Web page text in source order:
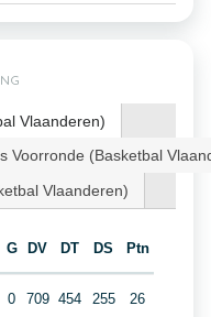
Vlaanderen)
Voorronde (Basketbal
Vlaanderen)
G DV DT DS Ptn
0 709 454 255 26